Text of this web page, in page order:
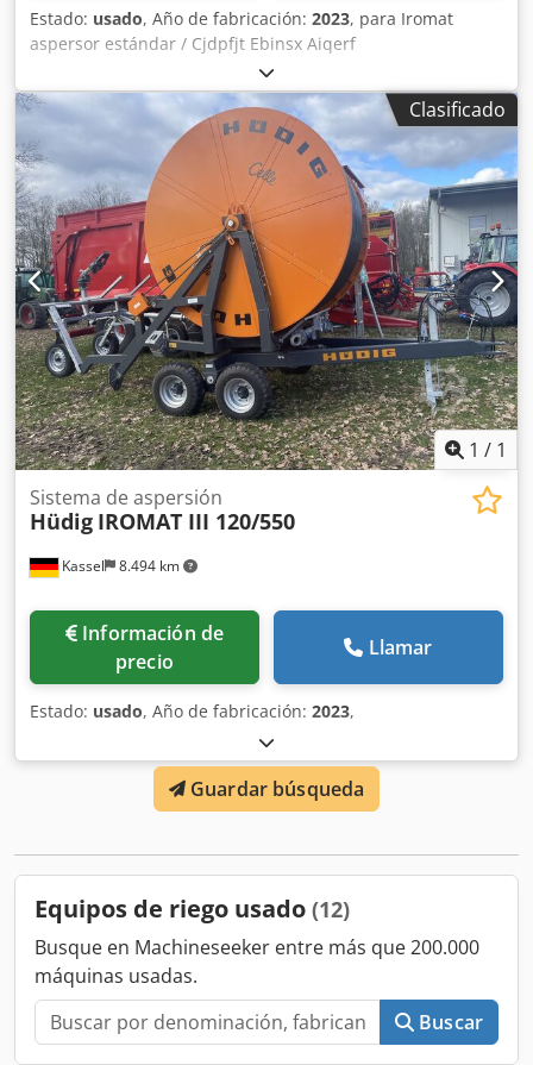
Estado: usado, Año de fabricación: 2023, para Iromat
aspersor estándar / Cjdpfjt Ebinsx Aiqerf
Clasificado
1 / 1
Kassel 8.494 km
Sistema de aspersión
Hüdig IROMAT III 120/550
Información de
precio
Llamar
Estado: usado, Año de fabricación: 2023,
Guardar búsqueda
Equipos de riego usado (12)
Busque en Machineseeker entre más que 200.000
máquinas usadas.
Buscar